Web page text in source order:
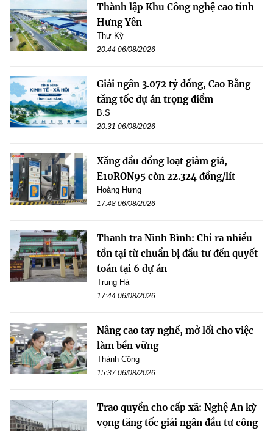
Thành lập Khu Công nghệ cao tỉnh
Hưng Yên
Thư Kỳ
20:44 06/08/2026
Giải ngân 3.072 tỷ đồng, Cao Bằng
tăng tốc dự án trọng điểm
B.S
20:31 06/08/2026
Xăng dầu đồng loạt giảm giá,
E10RON95 còn 22.324 đồng/lít
Hoàng Hưng
17:48 06/08/2026
Thanh tra Ninh Bình: Chỉ ra nhiều
tồn tại từ chuẩn bị đầu tư đến quyết
toán tại 6 dự án
Trung Hà
17:44 06/08/2026
Nâng cao tay nghề, mở lối cho việc
làm bền vững
Thành Công
15:37 06/08/2026
Trao quyền cho cấp xã: Nghệ An kỳ
vọng tăng tốc giải ngân đầu tư công